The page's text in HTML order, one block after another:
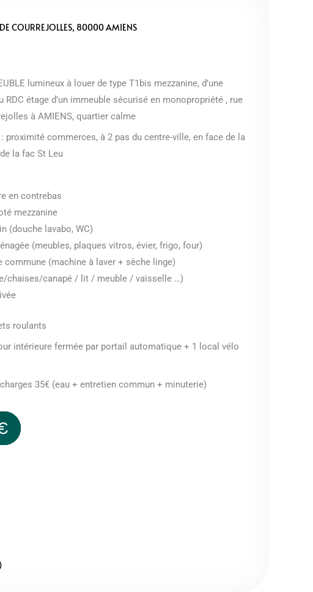
COURREJOLLES, 80000 AMIENS
lumineux à louer de type T1bis mezzanine, d’une
RDC étage d’un immeuble sécurisé en monopropriété , rue
à AMIENS, quartier calme
proximité commerces, à 2 pas du centre-ville, en face de la
la fac St Leu
en contrebas
mezzanine
(douche lavabo, WC)
(meubles, plaques vitros, évier, frigo, four)
commune (machine à laver + sèche linge)
chaises/canapé / lit / meuble / vaisselle …)
roulants
intérieure fermée par portail automatique + 1 local vélo
35€ (eau + entretien commun + minuterie)